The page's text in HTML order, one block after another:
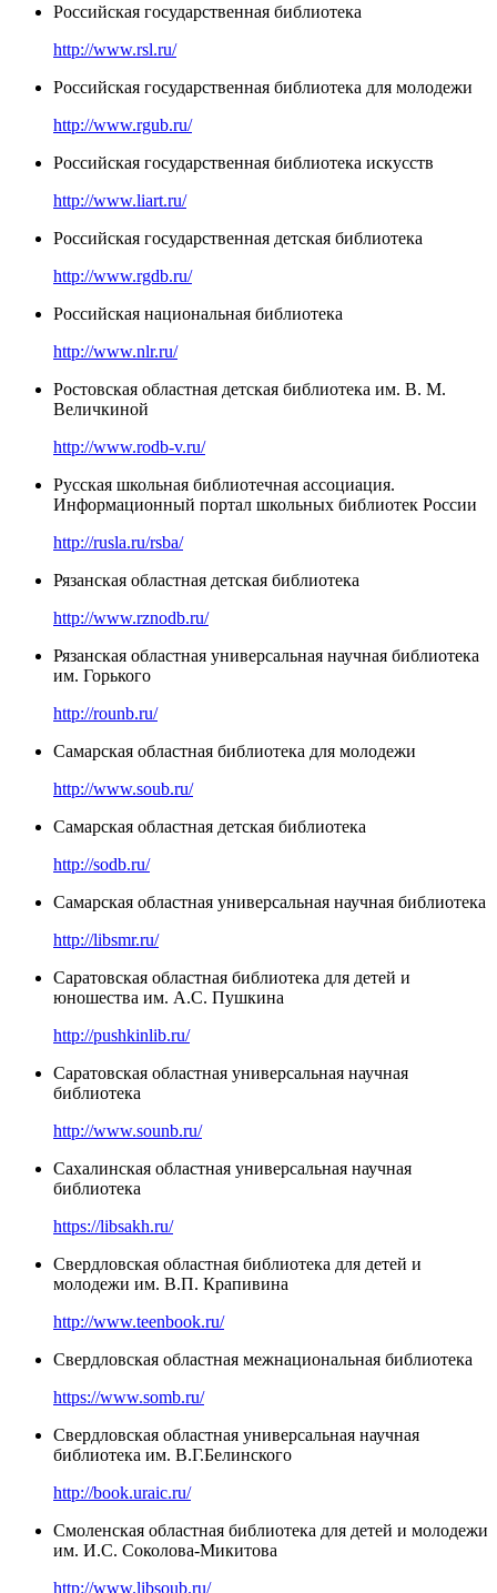
Российская государственная библиотека
http://www.rsl.ru/
Российская государственная библиотека для молодежи
http://www.rgub.ru/
Российская государственная библиотека искусств
http://www.liart.ru/
Российская государственная детская библиотека
http://www.rgdb.ru/
Российская национальная библиотека
http://www.nlr.ru/
Ростовская областная детская библиотека им. В. М.
Величкиной
http://www.rodb-v.ru/
Русская школьная библиотечная ассоциация.
Информационный портал школьных библиотек России
http://rusla.ru/rsba/
Рязанская областная детская библиотека
http://www.rznodb.ru/
Рязанская областная универсальная научная библиотека
им. Горького
http://rounb.ru/
Самарская областная библиотека для молодежи
http://www.soub.ru/
Самарская областная детская библиотека
http://sodb.ru/
Самарская областная универсальная научная библиотека
http://libsmr.ru/
Саратовская областная библиотека для детей и
юношества им. А.С. Пушкина
http://pushkinlib.ru/
Саратовская областная универсальная научная
библиотека
http://www.sounb.ru/
Сахалинская областная универсальная научная
библиотека
https://libsakh.ru/
Свердловская областная библиотека для детей и
молодежи им. В.П. Крапивина
http://www.teenbook.ru/
Свердловская областная межнациональная библиотека
https://www.somb.ru/
Свердловская областная универсальная научная
библиотека им. В.Г.Белинского
http://book.uraic.ru/
Смоленская областная библиотека для детей и молодежи
им. И.С. Соколова-Микитова
http://www.libsoub.ru/